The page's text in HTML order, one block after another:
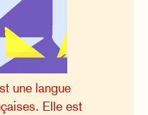
une langue
Elle est